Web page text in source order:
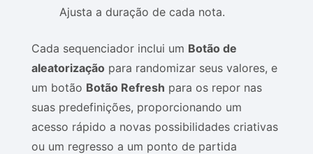
Ajusta a duração de cada nota.
Cada sequenciador inclui um Botão de
aleatorização para randomizar seus valores, e
um botão Botão Refresh para os repor nas
suas predefinições, proporcionando um
acesso rápido a novas possibilidades criativas
ou um regresso a um ponto de partida